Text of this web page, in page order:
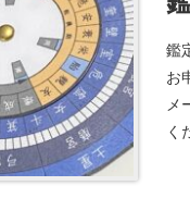
鑑
お
メ
く